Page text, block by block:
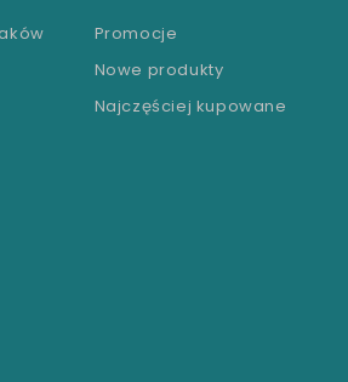
Promocje
Nowe produkty
Najczęściej kupowane